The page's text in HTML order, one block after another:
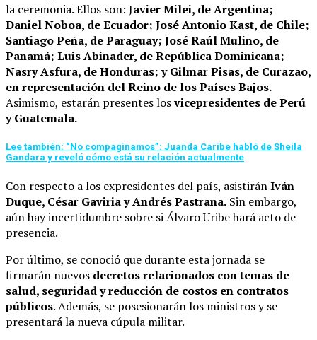
la ceremonia. Ellos son: Javier Milei, de Argentina;
Daniel Noboa, de Ecuador; José Antonio Kast, de Chile;
Santiago Peña, de Paraguay; José Raúl Mulino, de
Panamá; Luis Abinader, de República Dominicana;
Nasry Asfura, de Honduras; y Gilmar Pisas, de Curazao,
en representación del Reino de los Países Bajos.
Asimismo, estarán presentes losvicepresidentes de Perú
y Guatemala.
Lee también: “No compaginamos”: Juanda Caribe habló de Sheila
Gandara y reveló cómo está su relación actualmente
Con respecto a los expresidentes del país, asistiránIván
Duque, César Gaviria y Andrés Pastrana. Sin embargo,
aún hay incertidumbre sobre si Álvaro Uribe hará acto de
presencia.
Por último, se conoció que durante esta jornada se
firmarán nuevos decretos relacionados con temas de
salud, seguridad y reducción de costos en contratos
públicos. Además, se posesionarán los ministros y se
presentará la nueva cúpula militar.